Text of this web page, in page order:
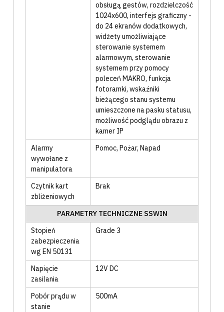
obsługą gestów, rozdzielczość
1024x600, interfejs graficzny -
do 24 ekranów dodatkowych,
widżety umożliwiające
sterowanie systemem
alarmowym, sterowanie
systemem przy pomocy
poleceń MAKRO, funkcja
fotoramki, wskaźniki
bieżącego stanu systemu
umieszczone na pasku statusu,
możliwość podglądu obrazu z
kamer IP
Alarmy
wywołane z
manipulatora
Pomoc, Pożar, Napad
Czytnik kart
zbliżeniowych
Brak
PARAMETRY TECHNICZNE SSWIN
Stopień
zabezpieczenia
wg EN 50131
Grade 3
Napięcie
zasilania
12V DC
Pobór prądu w
stanie
500mA